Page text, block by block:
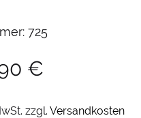
725
€
zzgl. Versandkosten